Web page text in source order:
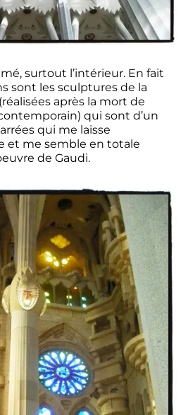
surtout l’intérieur. En fait
sont les sculptures de la
après la mort de
qui sont d’un
qui me laisse
et me semble en totale
de Gaudi.